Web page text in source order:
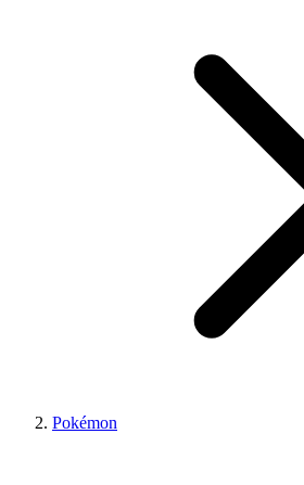
Pokémon